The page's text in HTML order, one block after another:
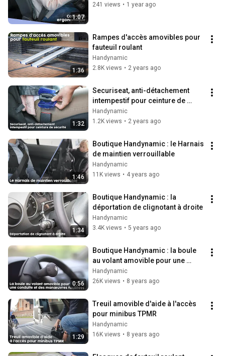
1:07
241 views • 1 year ago
1:36
Rampes d'accès amovibles pour
fauteuil roulant
Handynamic
2.8K views • 2 years ago
1:32
Securiseat, anti-détachement
intempestif pour ceinture de
sécurité
Handynamic
1.2K views • 2 years ago
1:46
Boutique Handynamic : le Harnais
de maintien verrouillable
Handynamic
11K views • 4 years ago
1:34
Boutique Handynamic : la
déportation de clignotant à droite
Handynamic
3.4K views • 5 years ago
0:56
Boutique Handynamic : la boule
au volant amovible pour une
conduite et des manœuvres
facilitées
Handynamic
26K views • 8 years ago
1:29
Treuil amovible d'aide à l'accès
pour minibus TPMR
Handynamic
16K views • 8 years ago